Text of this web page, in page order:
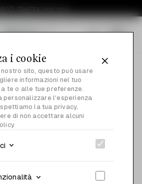
i cookie
nostro sito, questo può usare
informazioni nel tuo
te o alle tue preferenze.
personalizzare l'esperienza
la tua privacy,
di non accettare alcuni
Chatta con noi
0
semina la
la Salute.
italiano che nasce
di bellezza di
Made in Italy,